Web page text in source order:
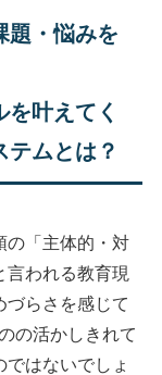
題・悩みを
叶えてく
テムとは？
の「主体的・対
言われる教育現
づらさを感じて
の活かしきれて
はないでしょ